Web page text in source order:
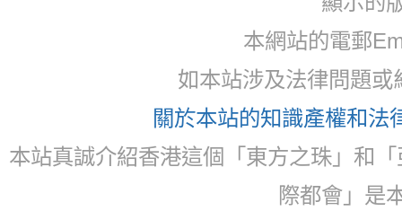
本網站的電郵
如本站涉及法律問題
關於本站的知識產權和法
本站真誠介紹香港這個「東方之珠」和
際都會」是